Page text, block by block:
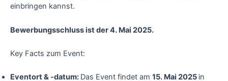
einbringen kannst.
Bewerbungsschluss ist der 4. Mai 2025.
Key Facts zum Event:
Eventort & -datum: Das Event findet am 15. Mai 2025 in